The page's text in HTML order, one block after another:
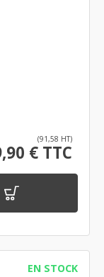
(91,58 HT)
€ TTC
EN STOCK